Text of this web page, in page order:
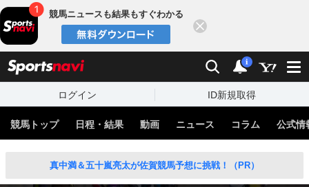
競馬ニュースも結果もすぐわかる
検索 通知
i
ログイン ID新規取得
競馬トップ 日程・結果 動画 ニュース コラム 公式情
真中満＆五十嵐亮太が佐賀競馬予想に挑戦！（PR）